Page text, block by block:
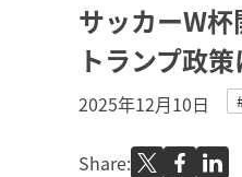
サッカーW
トランプ政
2025年12月10日
Share: